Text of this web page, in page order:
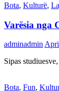
Bota, Kulturë,
Varësia nga
adminadmin
Sipas
Bota, Fun,